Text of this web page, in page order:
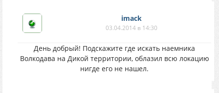
imack
03.04.2014 в 14:30
День добрый! Подскажите где искать наемника
Волкодава на Дикой территории, облазил всю локацию
нигде его не нашел.